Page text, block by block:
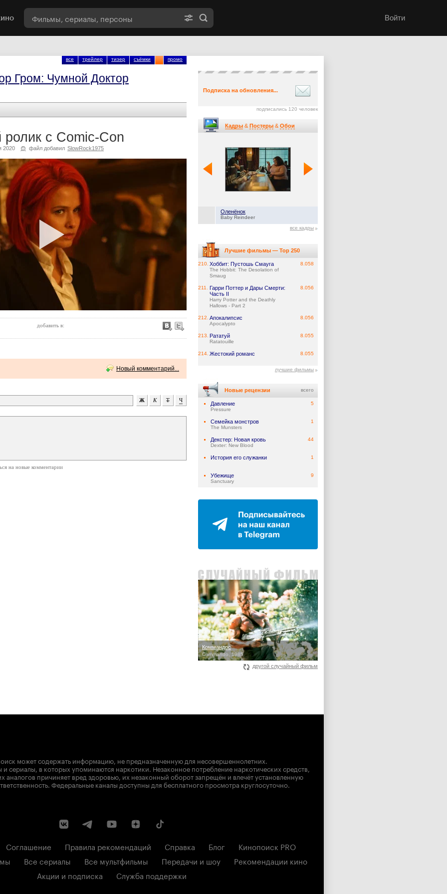
Войти
все трейлер тизер съёмки промо
Гром: Чумной Доктор
с Comic-Con
2020 файл добавил SlowRock1975
добавить в:
Новый комментарий...
на новые комментарии
Подписка на обновления...
подписались 120 человек
Кадры & Постеры & Обои
Оленёнок
Baby Reindeer
все кадры
Лучшие фильмы — Top 250
210. Хоббит: Пустошь Смауга
The Hobbit: The Desolation of
Smaug
8.058
211.
Гарри Поттер и Дары Смерти:
Часть II
Harry Potter and the Deathly
Hallows - Part 2
8.056
212. Апокалипсис
Apocalypto
8.056
213. Рататуй
Ratatouille
8.055
214. Жестокий романс 8.055
лучшие фильмы
Новые рецензии всего
Давление
Pressure
5
Семейка монстров
The Munsters
1
Декстер: Новая кровь
Dexter: New Blood
44
История его служанки 1
Убежище
Sanctuary
9
Коммандос
Commando, 1985
другой случайный фильм
может содержать информацию, не предназначенную для несовершеннолетних.
сериалы, в которых упоминаются наркотики. Незаконное потребление наркотических средств,
аналогов причиняет вред здоровью, их незаконный оборот запрещён и влечёт установленную
Федеральные каналы доступны для бесплатного просмотра круглосуточно.
Соглашение Правила рекомендаций Справка Блог
Кинопоиск PRO
Все сериалы Все мультфильмы Передачи и шоу
Рекомендации кино
Акции и подписка
Служба поддержки